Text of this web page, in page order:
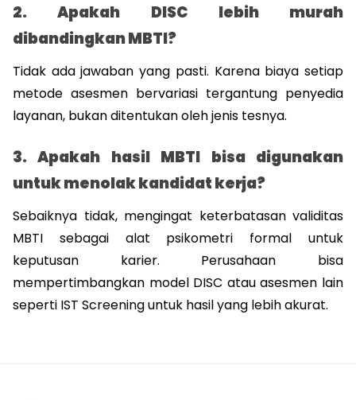
2. Apakah DISC lebih murah
dibandingkan MBTI?
Tidak ada jawaban yang pasti. Karena biaya setiap
metode asesmen bervariasi tergantung penyedia
layanan, bukan ditentukan oleh jenis tesnya.
3. Apakah hasil MBTI bisa digunakan
untuk menolak kandidat kerja?
Sebaiknya tidak, mengingat keterbatasan validitas
MBTI sebagai alat psikometri formal untuk
keputusan karier. Perusahaan bisa
mempertimbangkan model DISC atau asesmen lain
seperti IST Screening untuk hasil yang lebih akurat.